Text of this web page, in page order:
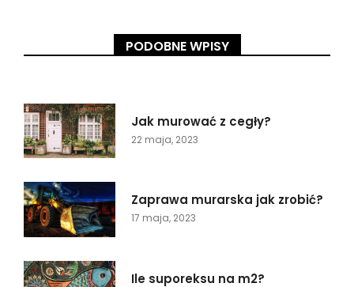
PODOBNE WPISY
Jak murować z cegły?
22 maja, 2023
Zaprawa murarska jak zrobić?
17 maja, 2023
Ile suporeksu na m2?